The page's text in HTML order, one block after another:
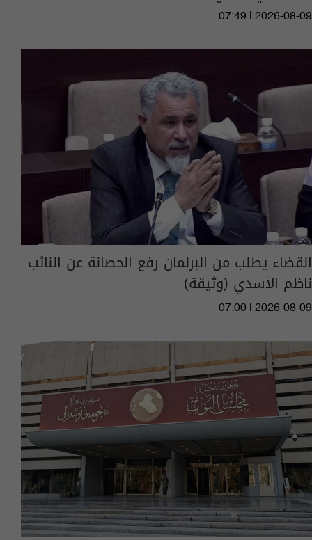
07:49 | 2026-08-09
القضاء يطلب من البرلمان رفع الحصانة عن النائب
ناظم الأسدي (وثيقة)
07:00 | 2026-08-09